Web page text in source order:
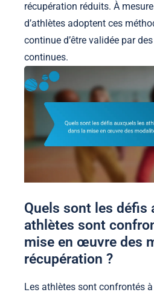
récupération réduits. À
d’athlètes adoptent ces
continue d’être validée par
continues.
Quels sont les défis
athlètes sont
mise en œuvre des
récupération ?
Les athlètes sont confrontés